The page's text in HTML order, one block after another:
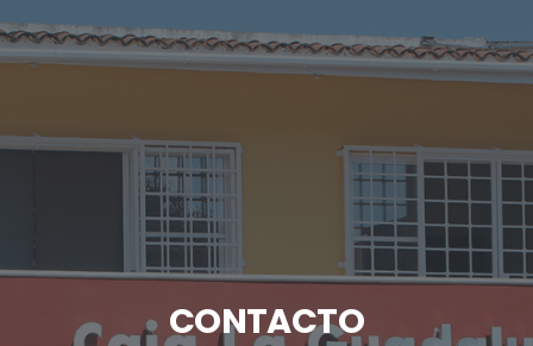
CONTACTO